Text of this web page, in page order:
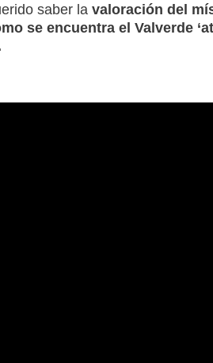
saber la valoración del
se encuentra el Valverde